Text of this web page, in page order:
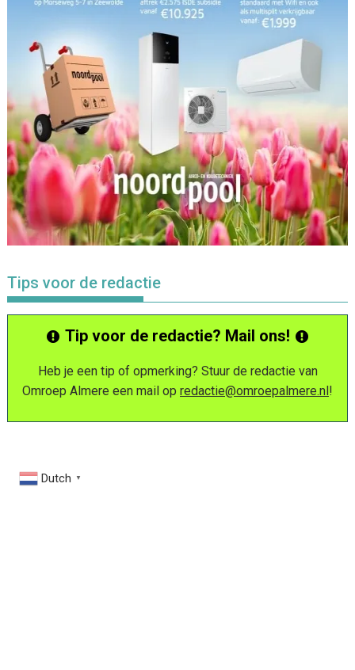
Tips voor de redactie
Tip voor de redactie? Mail ons!
Heb je een tip of opmerking? Stuur de redactie van
Omroep Almere een mail op redactie@omroepalmere.nl!
Dutch ▼